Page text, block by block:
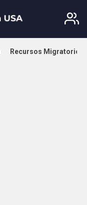
Recursos Migratorios